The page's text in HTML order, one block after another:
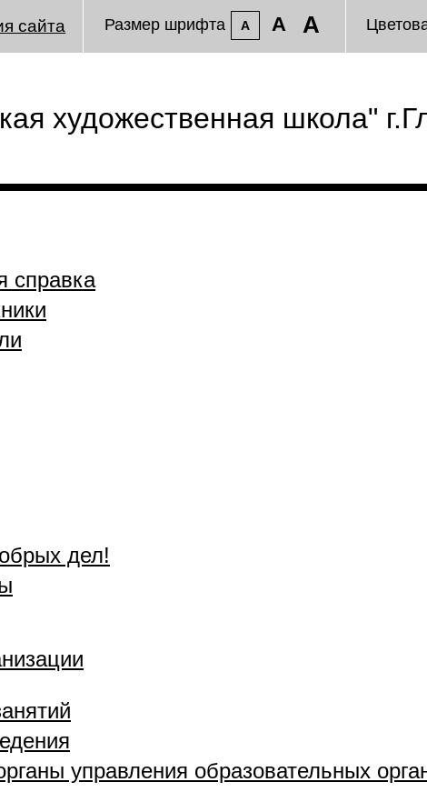
сайта Размер шрифта A A A
художественная школа"
справка
дел!
управления образовательных